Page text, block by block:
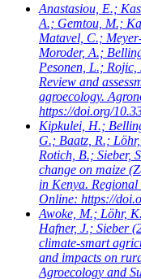
Anastasiou, E.;
A.; Gemtou, M.;
Matavel, C.;
Moroder, A.;
Pesonen, L.;
Review and
agroecology.
https://doi.org/
Kipkulei, H.;
G.; Baatz, R.;
Rotich, B.; Sieber,
change on maize
in Kenya.
Online: https://
Awoke, M.; Löhr,
Hafner, J.; Sieber
climate-smart
and impacts on
Agroecology and